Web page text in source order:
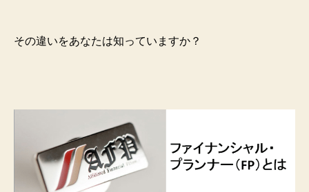
その違いをあなたは知っていますか？